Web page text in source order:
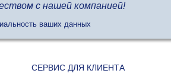
с нашей компанией!
ваших данных
СЕРВИС ДЛЯ КЛИЕНТА